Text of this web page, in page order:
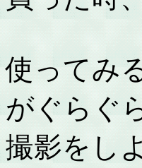
使ってみ
がぐらぐ
撮影をし